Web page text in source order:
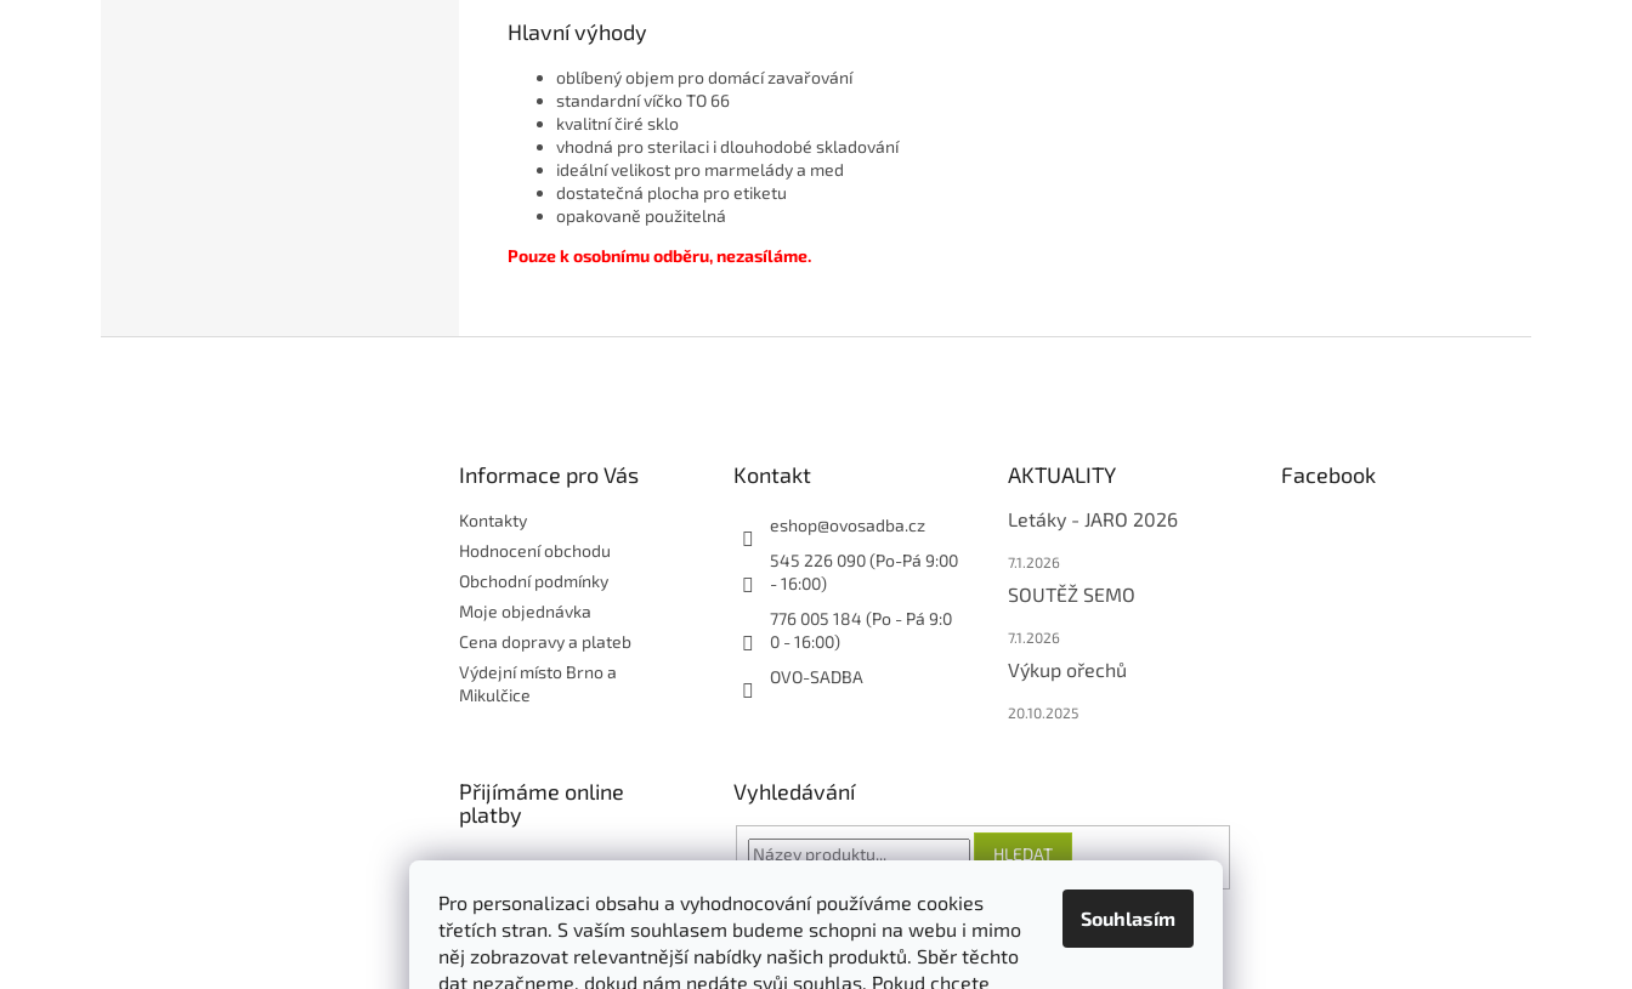
Pro personalizaci obsahu a vyhodnocování používáme cookies
třetích stran. S vaším souhlasem budeme schopni na webu i mimo
něj zobrazovat relevantnější nabídky našich produktů. Sběr těchto
dat nezačneme, dokud nám nedáte svůj souhlas. Pokud chcete
Souhlasím
Hlavní výhody
oblíbený objem pro domácí zavařování
standardní víčko TO 66
kvalitní čiré sklo
vhodná pro sterilaci i dlouhodobé skladování
ideální velikost pro marmelády a med
dostatečná plocha pro etiketu
opakovaně použitelná
Pouze k osobnímu odběru, nezasíláme.
Informace pro Vás
Kontakty
Hodnocení obchodu
Obchodní podmínky
Moje objednávka
Cena dopravy a plateb
Výdejní místo Brno a
Mikulčice
Kontakt
eshop@ovosadba.cz
545 226 090 (Po-Pá 9:00
- 16:00)
776 005 184 (Po - Pá 9:0
0 - 16:00)
OVO-SADBA
AKTUALITY
Letáky - JARO 2026
7.1.2026
SOUTĚŽ SEMO
7.1.2026
Výkup ořechů
20.10.2025
Facebook
Přijímáme online
platby
Vyhledávání
HLEDAT
O nás FORESTINA AGRO CS